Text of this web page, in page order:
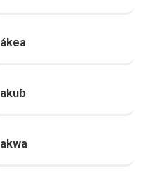
ákea
akuɓ
akwa